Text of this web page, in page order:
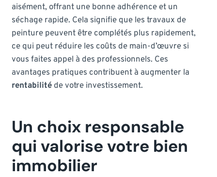
aisément, offrant une bonne adhérence et un
séchage rapide. Cela signifie que les travaux de
peinture peuvent être complétés plus rapidement,
ce qui peut réduire les coûts de main-d’œuvre si
vous faites appel à des professionnels. Ces
avantages pratiques contribuent à augmenter la
rentabilité de votre investissement.
Un choix responsable
qui valorise votre bien
immobilier